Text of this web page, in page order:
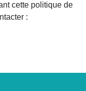
cette politique de
: